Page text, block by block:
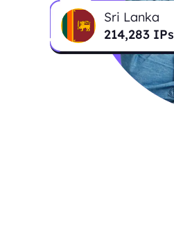
Sri Lanka
214,283 IPs